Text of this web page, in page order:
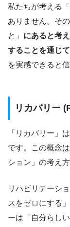
私たちが考える
ありません。そ
と」 にあると考
することを通じ
を実感できると
リカバリー
「リカバリー」
です。この概念
ション」の考え
リハビリテーシ
スをゼロにする
ーは「自分らし